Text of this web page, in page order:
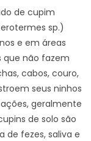
de cupim
sp.)
e em áreas
que não fazem
cabos, couro,
seus ninhos
geralmente
de solo são
de fezes, saliva e